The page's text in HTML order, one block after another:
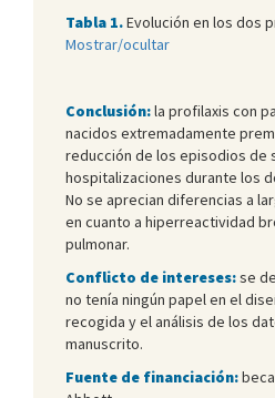
Tabla 1.Evolución en los dos
Mostrar/ocultar
Conclusión:la profilaxis con
nacidos extremadamente
reducción de los episodios de
hospitalizaciones durante los
No se aprecian diferencias a
en cuanto a hiperreactividad
pulmonar.
Conflicto de intereses:se
no tenía ningún papel en el
recogida y el análisis de los
manuscrito.
Fuente de financiación: